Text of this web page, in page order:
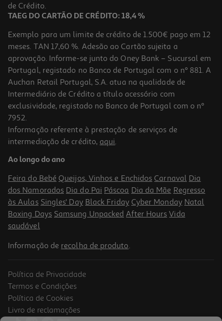
de Crédito.
TAEG DO CARTÃO DE CRÉDITO: 18,4 %
Exemplo para um limite de crédito de 1.500€ pago em 12
meses. TAN 17,60 %. Adesão ao Cartão sujeita a
aprovação. Informe-se junto do Oney Bank – Sucursal em
Portugal, registado no Banco de Portugal com o nº 881. A
Auchan Retail Portugal, S.A. atua na qualidade de
Intermediário de Crédito a título acessório com
exclusividade, registado no Banco de Portugal com o nº
7952.
Informação referente à prestação de serviços de
intermediação de crédito, aqui.
Ao longo do ano
Feira do Bebé Queijos, Vinhos e Enchidos Carnaval Dia
dos Namorados Dia do Pai Páscoa Dia da Mãe Regresso
às Aulas Singles' Day Black Friday Cyber Monday Natal
Boxing Days Samsung Unpacked After Hours Vida
saudável
Informação de recolha de produto.
Política de Privacidade
Termos e Condições
Política de Cookies
Livro de reclamações